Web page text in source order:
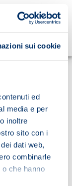
sui cookie
ed
media e per
inoltre
sito con i
dati web,
combinarle
che hanno